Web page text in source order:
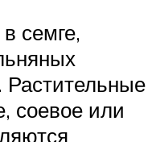
семге,
Растительные
соевое или